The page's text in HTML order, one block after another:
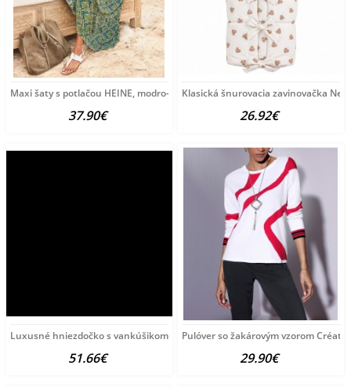
Maxi šaty s potlačou HEINE, modro-zeleno-žlté
37.90€
Klasická šnurovacia zavinovačka
26.92€
Luxusné hniezdočko s vankúšikom a perinkou
51.66€
Pulóver so žakárovým vzorom
29.90€